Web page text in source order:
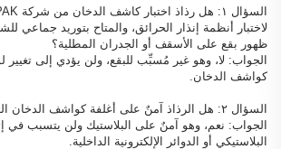
ظهور بقع على الأسقف أو الجدران المطلية؟
الجواب: لا، وهو غير مُسبِّب للبقع، ولن يؤدي إلى تغيير
كواشف الدخان.
السؤال ٢: هل الرذاذ آمنٌ على أغلفة كواشف الدخان البلاستيكية؟
الجواب: نعم، وهو آمنٌ على البلاستيك ولن يتسبب في
البلاستيكي أو الدوائر الإلكترونية الداخلية.